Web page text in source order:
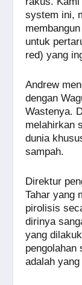
system ini,
untuk
red) yang
Andrew
dengan
Wastenya.
melahirkan
dunia
sampah.
Direktur
Tahar yang
pirolisis
dirinya
yang
pengolahan
adalah